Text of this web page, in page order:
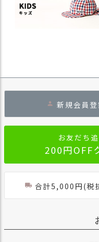
新規会員登
お友だち
200円OFF
合計5,000円(税